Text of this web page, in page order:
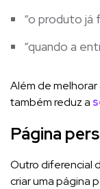
“o produto já
“quando a
Além de
também reduz a
Página
Outro diferencial
criar uma página